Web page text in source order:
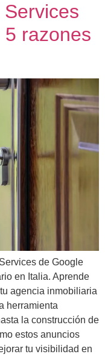
razones
de Google
en Italia. Aprende
agencia inmobiliaria
herramienta
la construcción de
estos anuncios
tu visibilidad en